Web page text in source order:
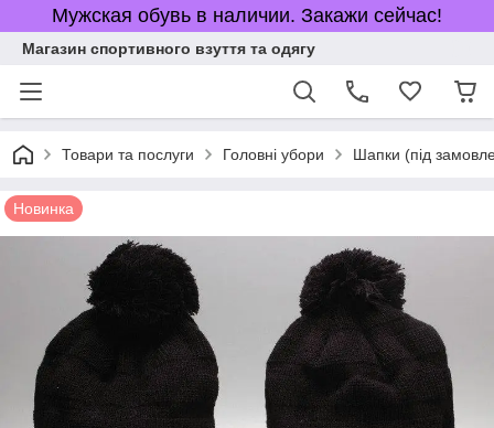
Мужская обувь в наличии. Закажи сейчас!
Магазин спортивного взуття та одягу
Товари та послуги Головні убори Шапки (під
Новинка